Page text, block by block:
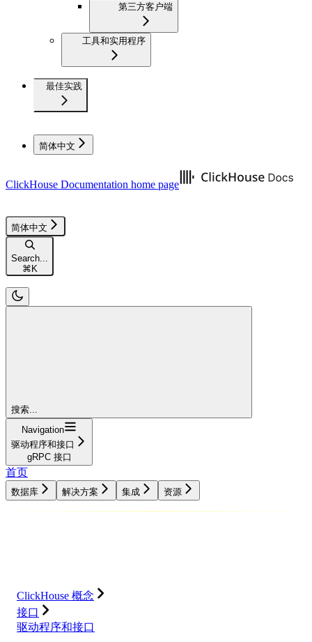
第三方客户端
工具和实用程序
最佳实践
简体中文
ClickHouse Documentation home page
简体中文
Search...
⌘ K
搜索...
Navigation
驱动程序和接口
gRPC 接口
首页
数据库 解决方案 集成 资源
ClickHouse 概念
接口
驱动程序和接口